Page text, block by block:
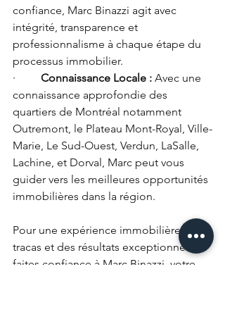
confiance, Marc Binazzi agit avec
intégrité, transparence et
professionnalisme à chaque étape du
processus immobilier.
· Connaissance Locale : Avec une
connaissance approfondie des
quartiers de Montréal notamment
Outremont, le Plateau Mont-Royal, Ville-
Marie, Le Sud-Ouest, Verdun, LaSalle,
Lachine, et Dorval, Marc peut vous
guider vers les meilleures opportunités
immobilières dans la région.
Pour une expérience immobilière sans
tracas et des résultats exceptionnels,
faites confiance à Marc Binazzi, votre